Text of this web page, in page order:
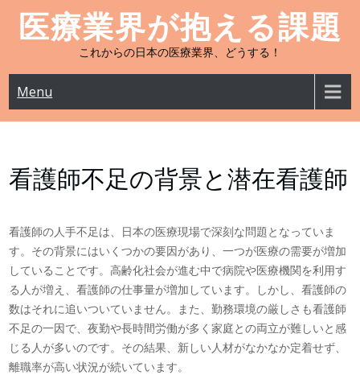
医療業界が抱える課題
これからの日本の医療業界、どうする！
Menu
看護師不足の背景と潜在看護師
看護師の人手不足は、日本の医療現場で深刻な問題となっていま
す。その背景にはいくつかの要因があり、一つが医療の需要が増加
していることです。高齢化社会が進む中で病院や医療機関を利用す
る人が増え、看護師の仕事量が増加しています。しかし、看護師の
数はそれに追いついていません。また、勤務環境の厳しさも看護師
不足の一因で、夜勤や長時間労働が多く家庭との両立が難しいと感
じる人が多いのです。その結果、新しい人材がなかなか定着せず、
離職率が高い状況が続いています。